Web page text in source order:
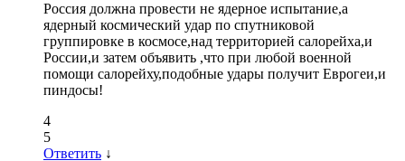
Россия должна провести не ядерное испытание,а
ядерный космический удар по спутниковой
группировке в космосе,над территорией салорейха,и
России,и затем объявить ,что при любой военной
помощи салорейху,подобные удары получит Еврогеи,и
пиндосы!
4
5
Ответить ↓